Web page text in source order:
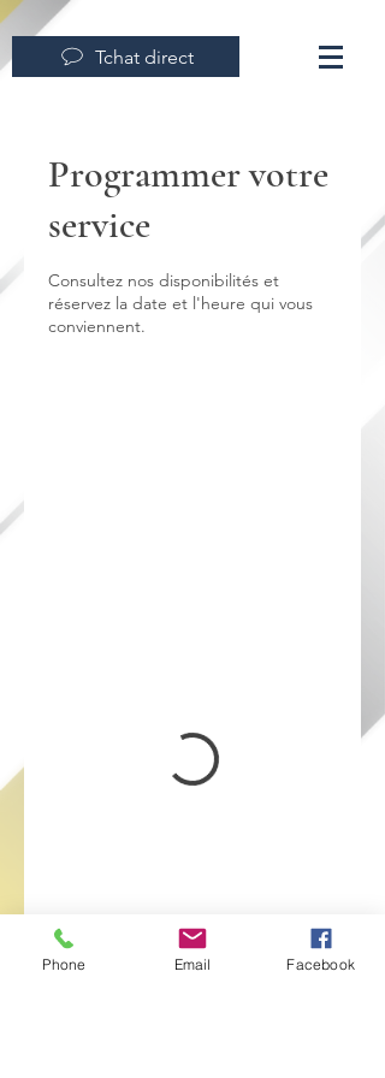
Tchat direct
Programmer votre
service
Consultez nos disponibilités et
réservez la date et l'heure qui vous
conviennent.
Phone Email Facebook